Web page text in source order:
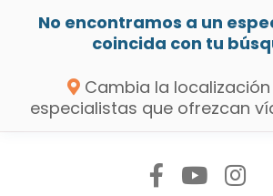
No encontramos a un
coincida con tu
Cambia la
especialistas que ofrezcan